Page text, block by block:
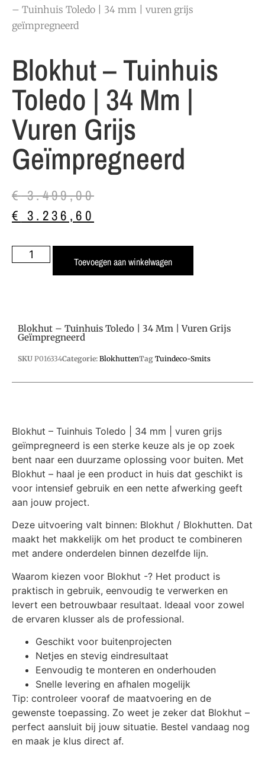
– Tuinhuis Toledo | 34 mm | vuren grijs
geïmpregneerd
Blokhut – Tuinhuis
Toledo | 34 Mm |
Vuren Grijs
Geïmpregneerd
€3.499,00
€ 3.236,60
Toevoegen aan winkelwagen
Blokhut – Tuinhuis Toledo | 34 Mm | Vuren Grijs
Geïmpregneerd
SKU P016334Categorie: BlokhuttenTag Tuindeco-Smits
Blokhut – Tuinhuis Toledo | 34 mm | vuren grijs
geïmpregneerd is een sterke keuze als je op zoek
bent naar een duurzame oplossing voor buiten. Met
Blokhut – haal je een product in huis dat geschikt is
voor intensief gebruik en een nette afwerking geeft
aan jouw project.
Deze uitvoering valt binnen: Blokhut / Blokhutten. Dat
maakt het makkelijk om het product te combineren
met andere onderdelen binnen dezelfde lijn.
Waarom kiezen voor Blokhut -? Het product is
praktisch in gebruik, eenvoudig te verwerken en
levert een betrouwbaar resultaat. Ideaal voor zowel
de ervaren klusser als de professional.
Geschikt voor buitenprojecten
Netjes en stevig eindresultaat
Eenvoudig te monteren en onderhouden
Snelle levering en afhalen mogelijk
Tip: controleer vooraf de maatvoering en de
gewenste toepassing. Zo weet je zeker dat Blokhut –
perfect aansluit bij jouw situatie. Bestel vandaag nog
en maak je klus direct af.